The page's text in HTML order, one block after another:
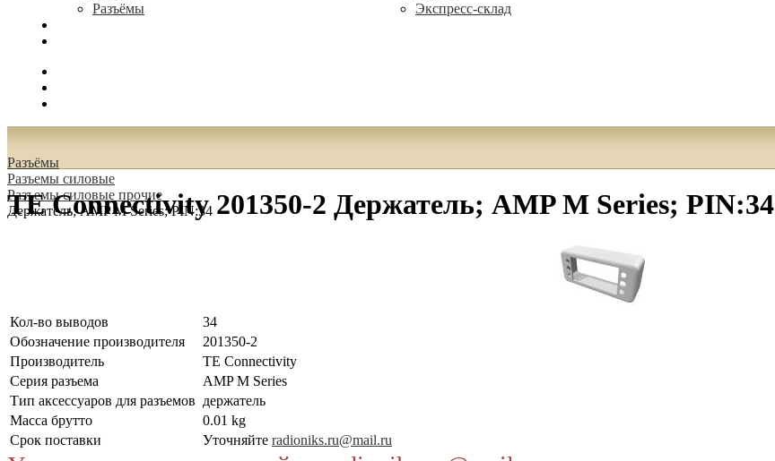
Разъёмы
Экспресс-склад
Разъёмы
Разъeмы силовые
Разъeмы силовые прочие
Держатель; AMP M Series; PIN:34
TE Connectivity 201350-2 Держатель; AMP M Series; PIN:34
Кол-во выводов
34
Обозначение производителя
201350-2
Производитель
TE Connectivity
Серия разъема
AMP M Series
Тип аксессуаров для разъемов держатель
Масса брутто
0.01 kg
Срок поставки
Уточняйте radioniks.ru@mail.ru